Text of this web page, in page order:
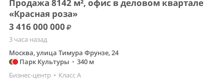
Продажа 8142 м², офис в деловом квартале
«Красная роза»
3 416 000 000
3 часа назад
Москва, улица Тимура Фрунзе, 24
Парк Культуры • 340 м
Бизнес-центр • Класс A